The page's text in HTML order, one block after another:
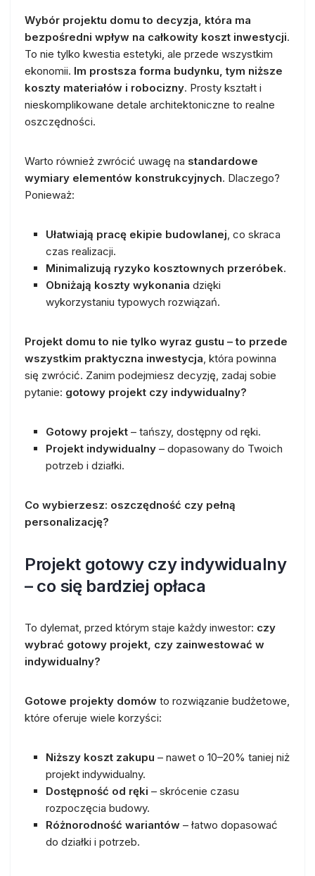
Wybór projektu domu to decyzja, która ma
bezpośredni wpływ na całkowity koszt inwestycji.
To nie tylko kwestia estetyki, ale przede wszystkim
ekonomii. Im prostsza forma budynku, tym niższe
koszty materiałów i robocizny. Prosty kształt i
nieskomplikowane detale architektoniczne to realne
oszczędności.
Warto również zwrócić uwagę na standardowe
wymiary elementów konstrukcyjnych. Dlaczego?
Ponieważ:
Ułatwiają pracę ekipie budowlanej, co skraca
czas realizacji.
Minimalizują ryzyko kosztownych przeróbek.
Obniżają koszty wykonania dzięki
wykorzystaniu typowych rozwiązań.
Projekt domu to nie tylko wyraz gustu – to przede
wszystkim praktyczna inwestycja, która powinna
się zwrócić. Zanim podejmiesz decyzję, zadaj sobie
pytanie: gotowy projekt czy indywidualny?
Gotowy projekt – tańszy, dostępny od ręki.
Projekt indywidualny – dopasowany do Twoich
potrzeb i działki.
Co wybierzesz: oszczędność czy pełną
personalizację?
Projekt gotowy czy indywidualny
– co się bardziej opłaca
To dylemat, przed którym staje każdy inwestor: czy
wybrać gotowy projekt, czy zainwestować w
indywidualny?
Gotowe projekty domów to rozwiązanie budżetowe,
które oferuje wiele korzyści:
Niższy koszt zakupu – nawet o 10–20% taniej niż
projekt indywidualny.
Dostępność od ręki – skrócenie czasu
rozpoczęcia budowy.
Różnorodność wariantów – łatwo dopasować
do działki i potrzeb.